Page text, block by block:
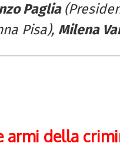
Paglia
Pisa), Milena
armi della